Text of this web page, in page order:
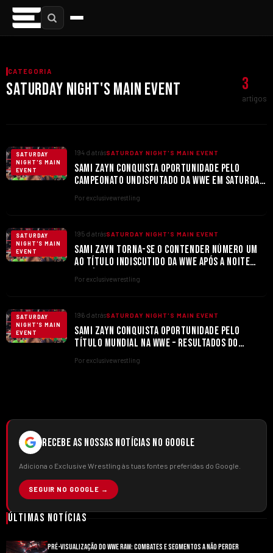
CATEGORIA
SATURDAY NIGHT'S MAIN EVENT 3
artigos
SATURDAY
NIGHT'S MAIN
EVENT
194 d atrásSATURDAY NIGHT'S MAIN EVENT
SAMI ZAYN CONQUISTA OPORTUNIDADE PELO
CAMPEONATO UNDISPUTADO DA WWE EM SATURDAY
NIGHT’S MAIN EVENT
Por exclusivewrestling
SATURDAY
NIGHT'S MAIN
EVENT
195 d atrásSATURDAY NIGHT'S MAIN EVENT
SAMI ZAYN TORNA-SE O CONTENDER NÚMERO UM
AO TÍTULO INDISCUTIDO DA WWE APÓS A NOITE
INCRÍVEL NO SATURDAY NIGHT’S MAIN EVENT
Por exclusivewrestling
SATURDAY
NIGHT'S MAIN
EVENT
196 d atrásSATURDAY NIGHT'S MAIN EVENT
SAMI ZAYN CONQUISTA OPORTUNIDADE PELO
TÍTULO MUNDIAL NA WWE – RESULTADOS DO
SATURDAY NIGHT’S MAIN EVENT
Por exclusivewrestling
RECEBE AS NOSSAS NOTÍCIAS NO GOOGLE
Adiciona o Exclusive Wrestling às tuas fontes preferidas do Google.
SEGUIR NO GOOGLE →
Últimas Notícias
PRÉ-VISUALIZAÇÃO DO WWE RAW: COMBATES E SEGMENTOS A NÃO PERDER